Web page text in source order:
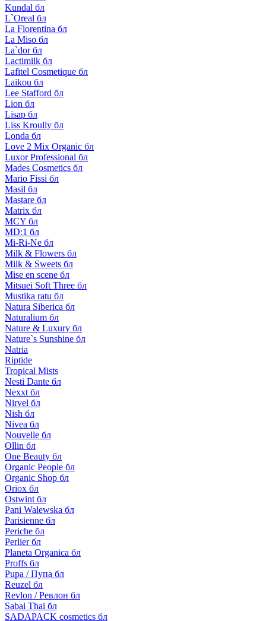
Kundal бл
L`Oreal бл
La Florentina бл
La Miso бл
La`dor бл
Lactimilk бл
Lafitel Cosmetique бл
Laikou бл
Lee Stafford бл
Lion бл
Lisap бл
Liss Kroully бл
Londa бл
Love 2 Mix Organic бл
Luxor Professional бл
Mades Cosmetics бл
Mario Fissi бл
Masil бл
Mastare бл
Matrix бл
MCY бл
MD:1 бл
Mi-Ri-Ne бл
Milk & Flowers бл
Milk & Sweets бл
Mise en scene бл
Mitsuei Soft Three бл
Mustika ratu бл
Natura Siberica бл
Naturalium бл
Nature & Luxury бл
Nature`s Sunshine бл
Natria
Riptide
Tropical Mists
Nesti Dante бл
Nexxt бл
Nirvel бл
Nish бл
Nivea бл
Nouvelle бл
Ollin бл
One Beauty бл
Organic People бл
Organic Shop бл
Oriox бл
Ostwint бл
Pani Walewska бл
Parisienne бл
Periche бл
Perlier бл
Planeta Organica бл
Proffs бл
Pupa / Пупа бл
Reuzel бл
Revlon / Ревлон бл
Sabai Thai бл
SADAPACK cosmetics бл